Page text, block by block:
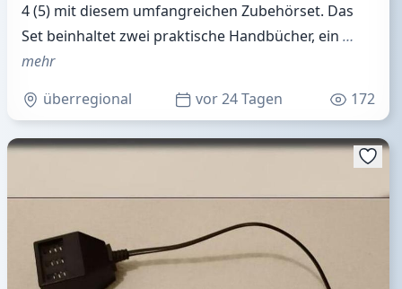
4 (5) mit diesem umfangreichen Zubehörset. Das
Set beinhaltet zwei praktische Handbücher, ein …
mehr
überregional
vor 24 Tagen 172